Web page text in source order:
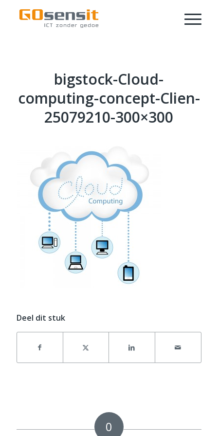
bigstock-Cloud-
computing-concept-Clien-
25079210-300×300
Deel dit stuk
0